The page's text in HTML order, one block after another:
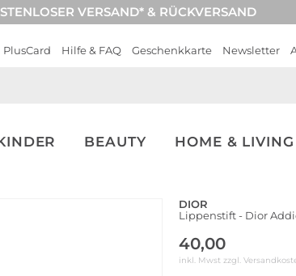
VERSAND* & RÜCKVERSAND
PlusCard Hilfe & FAQ Geschenkkarte Newsletter
BEAUTY HOME & LIVING
DIOR
Lippenstift - Dior
40,00
inkl. Mwst zzgl.